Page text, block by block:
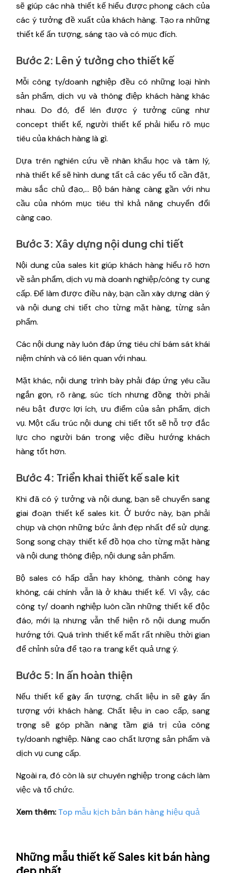
sẽ giúp các nhà thiết kế hiểu được phong cách của
các ý tưởng đề xuất của khách hàng. Tạo ra những
thiết kế ấn tượng, sáng tạo và có mục đích.
Bước 2: Lên ý tưởng cho thiết kế
Mỗi công ty/doanh nghiệp đều có những loại hình
sản phẩm, dịch vụ và thông điệp khách hàng khác
nhau. Do đó, để lên được ý tưởng cũng như
concept thiết kế, người thiết kế phải hiểu rõ mục
tiêu của khách hàng là gì.
Dựa trên nghiên cứu về nhân khẩu học và tâm lý,
nhà thiết kế sẽ hình dung tất cả các yếu tố cần đặt,
màu sắc chủ đạo,... Bộ bán hàng càng gần với nhu
cầu của nhóm mục tiêu thì khả năng chuyển đổi
càng cao.
Bước 3: Xây dựng nội dung chi tiết
Nội dung của sales kit giúp khách hàng hiểu rõ hơn
về sản phẩm, dịch vụ mà doanh nghiệp/công ty cung
cấp. Để làm được điều này, bạn cần xây dựng dàn ý
và nội dung chi tiết cho từng mặt hàng, từng sản
phẩm.
Các nội dung này luôn đáp ứng tiêu chí bám sát khái
niệm chính và có liên quan với nhau.
Mặt khác, nội dung trình bày phải đáp ứng yêu cầu
ngắn gọn, rõ ràng, súc tích nhưng đồng thời phải
nêu bật được lợi ích, ưu điểm của sản phẩm, dịch
vụ. Một cấu trúc nội dung chi tiết tốt sẽ hỗ trợ đắc
lực cho người bán trong việc điều hướng khách
hàng tốt hơn.
Bước 4: Triển khai thiết kế sale kit
Khi đã có ý tưởng và nội dung, bạn sẽ chuyển sang
giai đoạn thiết kế sales kit. Ở bước này, bạn phải
chụp và chọn những bức ảnh đẹp nhất để sử dụng.
Song song chạy thiết kế đồ họa cho từng mặt hàng
và nội dung thông điệp, nội dung sản phẩm.
Bộ sales có hấp dẫn hay không, thành công hay
không, cái chính vẫn là ở khâu thiết kế. Vì vậy, các
công ty/ doanh nghiệp luôn cần những thiết kế độc
đáo, mới lạ nhưng vẫn thể hiện rõ nội dung muốn
hướng tới. Quá trình thiết kế mất rất nhiều thời gian
để chỉnh sửa để tạo ra trang kết quả ưng ý.
Bước 5: In ấn hoàn thiện
Nếu thiết kế gây ấn tượng, chất liệu in sẽ gây ấn
tượng với khách hàng. Chất liệu in cao cấp, sang
trọng sẽ góp phần nâng tầm giá trị của công
ty/doanh nghiệp. Nâng cao chất lượng sản phẩm và
dịch vụ cung cấp.
Ngoài ra, đó còn là sự chuyên nghiệp trong cách làm
việc và tổ chức.
Xem thêm: Top mẫu kịch bản bán hàng hiệu quả
Những mẫu thiết kế Sales kit bán hàng